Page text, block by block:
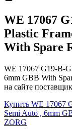
WE 17067
Plastic
With Spare
WE 17067 G19-B-
6mm GBB With
на сайте
Купить WE 17067
Semi Auto , 6mm
ZORG